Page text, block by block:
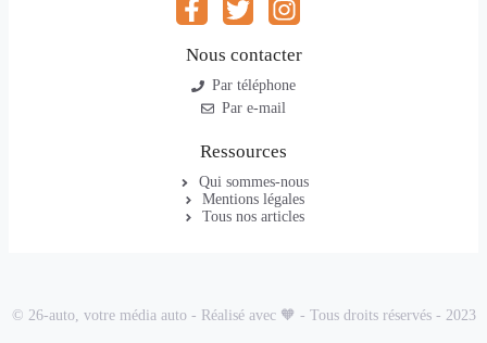
Nous contacter
Par téléphone
Par e-mail
Ressources
Qui sommes-nous
Mentions légales
Tous nos articles
© 26-auto, votre média auto - Réalisé avec 🧡 - Tous droits réservés - 2023